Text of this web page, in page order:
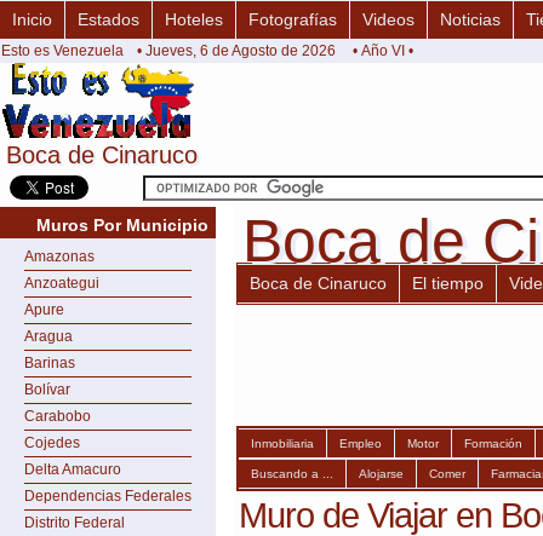
Boca de Cinaruco
Boca de Cinaruco
Inicio Estados Hoteles Fotografías Videos Noticias
Esto es Venezuela • Jueves, 6 de Agosto de 2026 • Año VI •
Muros Por Municipio
Amazonas
Anzoategui
Apure
Aragua
Barinas
Bolívar
Carabobo
Cojedes
Delta Amacuro
Dependencias Federales
Distrito Federal
Boca de
Boca de
Boca de Cinaruco El tiempo
Inmobiliaria Empleo Motor Formación
Buscando a ... Alojarse Comer
Muro de Viajar en